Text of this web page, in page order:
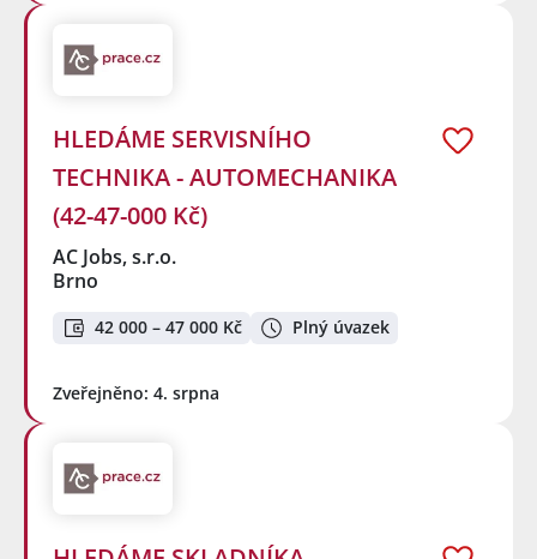
HLEDÁME SERVISNÍHO
TECHNIKA - AUTOMECHANIKA
(42-47-000 Kč)
AC Jobs, s.r.o.
Brno
42 000 – 47 000 Kč Plný úvazek
Zveřejněno: 4. srpna